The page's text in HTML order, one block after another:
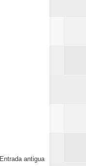
Entrada antigua